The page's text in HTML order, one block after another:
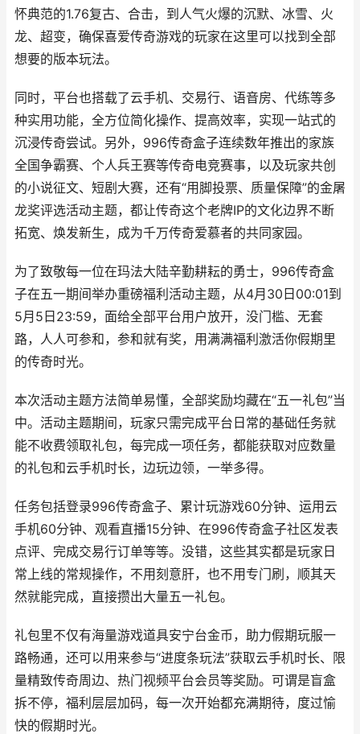
怀典范的1.76复古、合击，到人气火爆的沉默、冰雪、火
龙、超变，确保喜爱传奇游戏的玩家在这里可以找到全部
想要的版本玩法。
同时，平台也搭载了云手机、交易行、语音房、代练等多
种实用功能，全方位简化操作、提高效率，实现一站式的
沉浸传奇尝试。另外，996传奇盒子连续数年推出的家族
全国争霸赛、个人兵王赛等传奇电竞赛事，以及玩家共创
的小说征文、短剧大赛，还有“用脚投票、质量保障”的金屠
龙奖评选活动主题，都让传奇这个老牌IP的文化边界不断
拓宽、焕发新生，成为千万传奇爱慕者的共同家园。
为了致敬每一位在玛法大陆辛勤耕耘的勇士，996传奇盒
子在五一期间举办重磅福利活动主题，从4月30日00:01到
5月5日23:59，面给全部平台用户放开，没门槛、无套
路，人人可参和，参和就有奖，用满满福利激活你假期里
的传奇时光。
本次活动主题方法简单易懂，全部奖励均藏在“五一礼包”当
中。活动主题期间，玩家只需完成平台日常的基础任务就
能不收费领取礼包，每完成一项任务，都能获取对应数量
的礼包和云手机时长，边玩边领，一举多得。
任务包括登录996传奇盒子、累计玩游戏60分钟、运用云
手机60分钟、观看直播15分钟、在996传奇盒子社区发表
点评、完成交易行订单等等。没错，这些其实都是玩家日
常上线的常规操作，不用刻意肝，也不用专门刷，顺其天
然就能完成，直接攒出大量五一礼包。
礼包里不仅有海量游戏道具安宁台金币，助力假期玩服一
路畅通，还可以用来参与“进度条玩法”获取云手机时长、限
量精致传奇周边、热门视频平台会员等奖励。可谓是盲盒
拆不停，福利层层加码，每一次开始都充满期待，度过愉
快的假期时光。